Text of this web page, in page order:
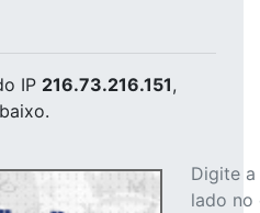
IP 216.73.216.151,
Digite
lado no